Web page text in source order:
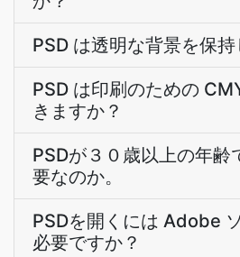
PSD は透明な背景を保持
PSD は印刷のための
きますか？
PSDが３０歳以上の年齢
要なのか。
PSDを開くには Adobe
必要ですか？